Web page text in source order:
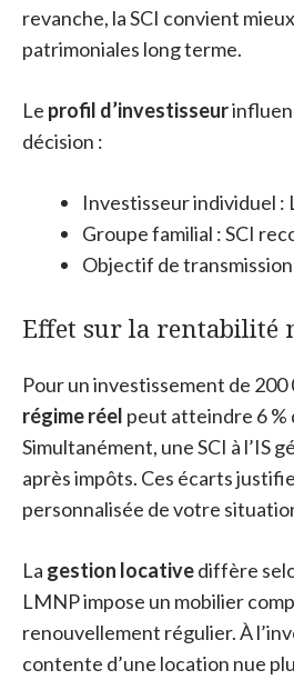
revanche, la SCI convient
patrimoniales long terme.
Le profil d’investisseur
décision :
Investisseur individuel :
Groupe familial : SCI
Objectif de
Effet sur la rentabilité
Pour un investissement de 200
régime réel peut atteindre 6
Simultanément, une SCI à l’IS
après impôts. Ces écarts
personnalisée de votre
La gestion locativediffère
LMNP impose un mobilier
renouvellement régulier. À
contente d’une location nue